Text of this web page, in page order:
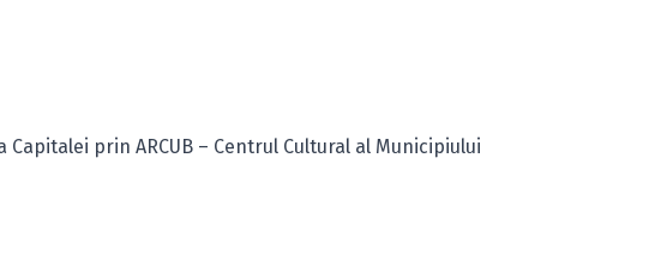
prin ARCUB – Centrul Cultural al Municipiului